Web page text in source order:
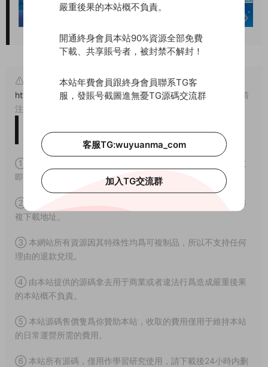
原文鏈接：
https://www.wuyuanma.com/jpym/qpym/8017.html
，轉載請
注明出處。
版權免責聲明
① 本站所有源碼均爲網上搜集，如涉及或侵害到您的版權請立
即通知我們。
② 如果網盤地址失效，請在個人中心提交工單，我們會盡快修
複下載地址。
③ 本網站所有資源因其特殊性均爲可複制品，所以不支持任何
理由的退款兌現。
④ 由本站提供的源碼拿去用于商業或者違法行爲造成嚴重後果
的本站概不負責。
⑤ 本站源碼售價隻爲你贊助本站，收取的費用僅用于維持本站
的日常運營所需的費用。
⑥ 本站所有源碼，僅用作學習研究使用，請下載後24小時内删
嚴重後果的本站概不負責。
開通終身會員本站90%資源全部免費
下載、共享賬号者，被封禁不解封！
本站年費會員跟終身會員聯系TG客
服，發賬号截圖進無憂TG源碼交流群
客服TG:wuyuanma_com
加入TG交流群